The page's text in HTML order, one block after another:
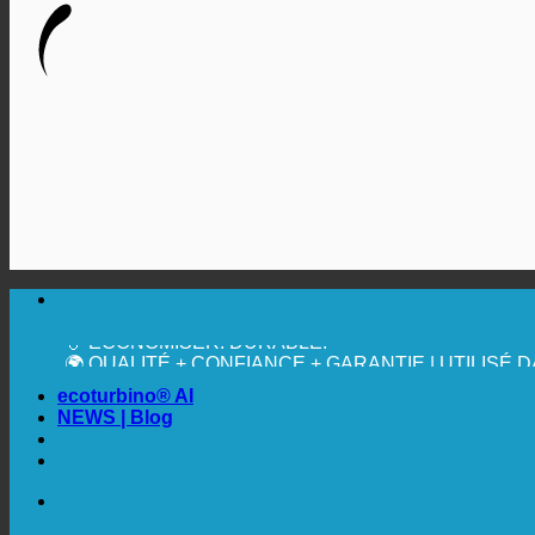
💧 ÉCONOMISER. DURABLE.
🌍 QUALITÉ + CONFIANCE + GARANTIE | UTILISÉ
ecoturbino® AI
NEWS | Blog